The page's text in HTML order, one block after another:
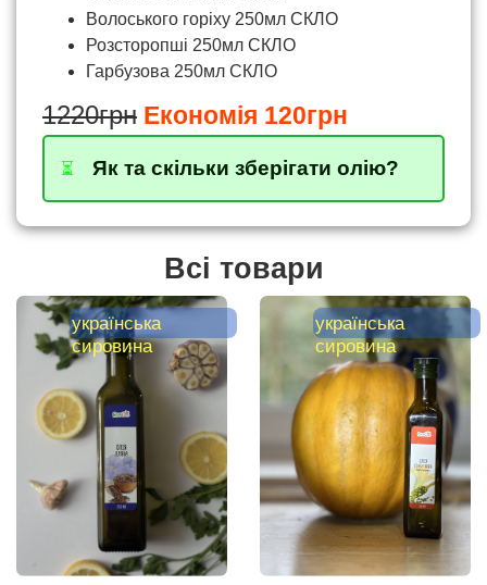
Волоського горіху 250мл СКЛО
Розсторопші 250мл СКЛО
Гарбузова 250мл СКЛО
1220грн Економія 120грн
⏳ Як та скільки зберігати олію?
Всі товари
українська
сировина
українська
сировина